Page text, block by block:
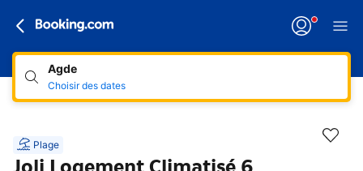
Agde
Choisir des dates
Plage